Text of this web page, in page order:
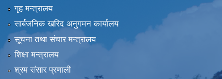
गृह मन्त्रालय
सार्बजनिक खरिद अनुगमन कार्यालय
सूचना तथा संचार मन्त्रालय
शिक्षा मन्त्रालय
श्रम संसार प्रणाली